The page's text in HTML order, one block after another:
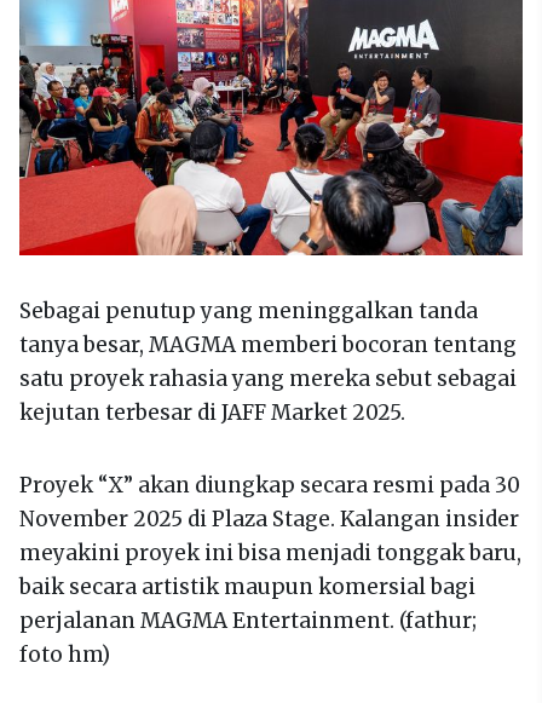
Sebagai penutup yang meninggalkan tanda
tanya besar, MAGMA memberi bocoran tentang
satu proyek rahasia yang mereka sebut sebagai
kejutan terbesar di JAFF Market 2025.
Proyek “X” akan diungkap secara resmi pada 30
November 2025 di Plaza Stage. Kalangan insider
meyakini proyek ini bisa menjadi tonggak baru,
baik secara artistik maupun komersial bagi
perjalanan MAGMA Entertainment. (fathur;
foto hm)